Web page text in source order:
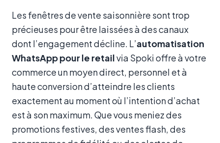
Les fenêtres de vente saisonnière sont trop
précieuses pour être laissées à des canaux
dont l’engagement décline. L’automatisation
WhatsApp pour le retailvia Spoki offre à votre
commerce un moyen direct, personnel et à
haute conversion d’atteindre les clients
exactement au moment où l’intention d’achat
est à son maximum. Que vous meniez des
promotions festives, des ventes flash, des